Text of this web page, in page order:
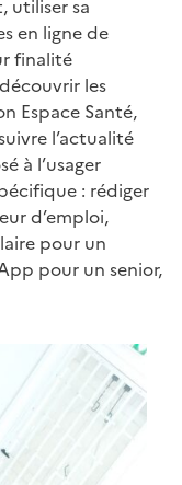
utiliser sa
en ligne de
finalité
les
Espace Santé,
l’actualité
à l’usager
: rédiger
d’emploi,
pour un
pour un senior,